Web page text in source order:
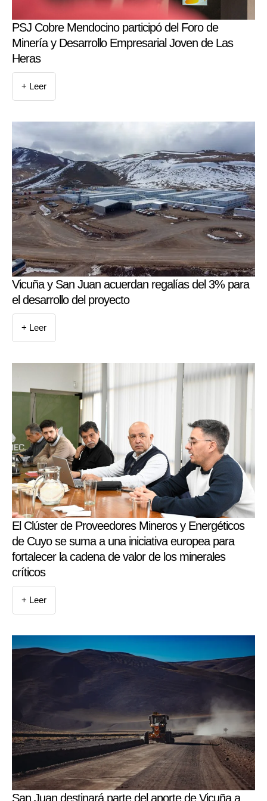
PSJ Cobre Mendocino participó del Foro de
Minería y Desarrollo Empresarial Joven de Las
Heras
+ Leer
Vicuña y San Juan acuerdan regalías del 3% para
el desarrollo del proyecto
+ Leer
El Clúster de Proveedores Mineros y Energéticos
de Cuyo se suma a una iniciativa europea para
fortalecer la cadena de valor de los minerales
críticos
+ Leer
San Juan destinará parte del aporte de Vicuña a